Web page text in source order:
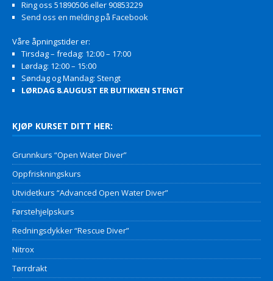
Ring oss 51890506 eller 90853229
Send oss en melding på Facebook
Våre åpningstider er:
Tirsdag – fredag: 12:00 – 17:00
Lørdag: 12:00 – 15:00
Søndag og Mandag: Stengt
LØRDAG 8.AUGUST ER BUTIKKEN STENGT
KJØP KURSET DITT HER:
Grunnkurs “Open Water Diver”
Oppfriskningskurs
Utvidetkurs “Advanced Open Water Diver”
Førstehjelpskurs
Redningsdykker “Rescue Diver”
Nitrox
Tørrdrakt